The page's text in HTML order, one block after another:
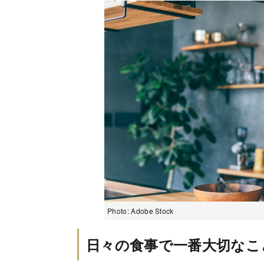
Photo: Adobe Stock
日々の食事で一番大切な